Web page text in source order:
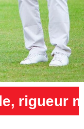
et